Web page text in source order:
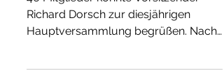
Januar 2010
46 Mitglieder konnte Vorsitzender
Hauptversammlung begrüßen. Nach